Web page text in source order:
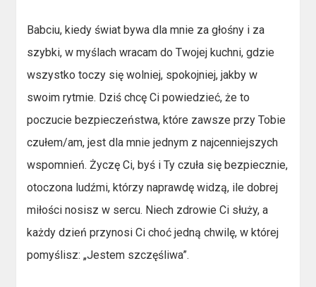
Babciu, kiedy świat bywa dla mnie za głośny i za
szybki, w myślach wracam do Twojej kuchni, gdzie
wszystko toczy się wolniej, spokojniej, jakby w
swoim rytmie. Dziś chcę Ci powiedzieć, że to
poczucie bezpieczeństwa, które zawsze przy Tobie
czułem/am, jest dla mnie jednym z najcenniejszych
wspomnień. Życzę Ci, byś i Ty czuła się bezpiecznie,
otoczona ludźmi, którzy naprawdę widzą, ile dobrej
miłości nosisz w sercu. Niech zdrowie Ci służy, a
każdy dzień przynosi Ci choć jedną chwilę, w której
pomyślisz: „Jestem szczęśliwa”.